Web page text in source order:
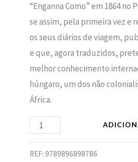
“Enganna Como” em 1864
se assim, pela primeira vez
os seus diários de viagem,
e que, agora traduzidos,
melhor conhecimento
húngaro, um dos não
África.
REF: 9789896898786